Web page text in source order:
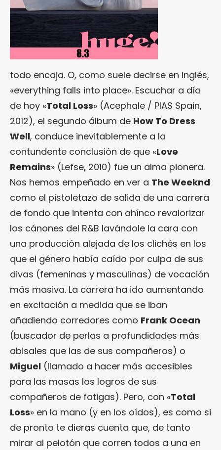
todo encaja. O, como suele decirse en inglés,
«everything falls into place». Escuchar a día
de hoy «Total Loss» (Acephale / PIAS Spain,
2012), el segundo álbum de How To Dress
Well, conduce inevitablemente a la
contundente conclusión de que «Love
Remains» (Lefse, 2010) fue un alma pionera.
Nos hemos empeñado en ver a The Weeknd
como el pistoletazo de salida de una carrera
de fondo que intenta con ahínco revalorizar
los cánones del R&B lavándole la cara con
una producción alejada de los clichés en los
que el género había caído por culpa de sus
divas (femeninas y masculinas) de vocación
más masiva. La carrera ha ido aumentando
en excitación a medida que se iban
añadiendo corredores como Frank Ocean
(buscador de perlas a profundidades más
abisales que las de sus compañeros) o
Miguel (llamado a hacer más accesibles
para las masas los logros de sus
compañeros de fatigas). Pero, con «Total
Loss» en la mano (y en los oídos), es como si
de pronto te dieras cuenta que, de tanto
mirar al pelotón que corren todos a una en